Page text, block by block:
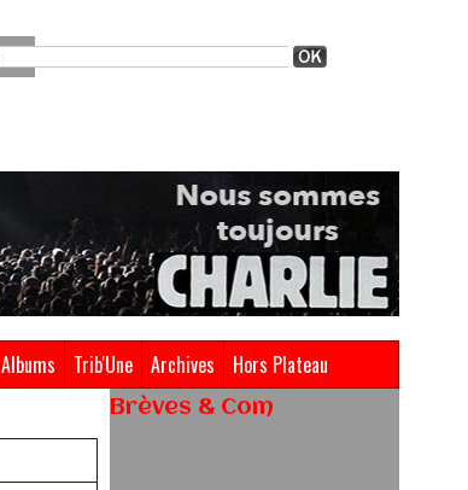
Albums Trib'Une Archives Hors Plateau
Brèves & Com